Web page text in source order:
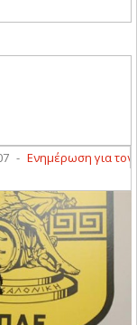
Ενημέρωση για τον